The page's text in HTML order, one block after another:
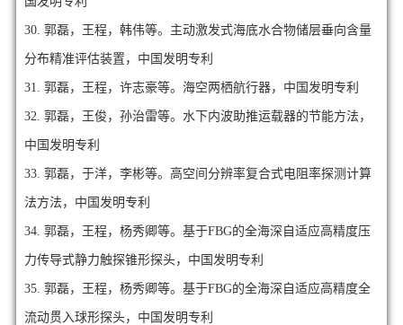
30. 郭磊，王程，韩伟等。主动激发式海底水合物储层垂向含量
分布精准评估装置，中国发明专利
31. 郭磊，王程，许志豪等。海空两栖航行器，中国发明专利
32. 郭磊，王俊，孙治雷等。水下内波助推运载器的节能方法，
中国发明专利
33. 郭磊，于洋，李彬等。高空间分辨率复合式电阻率探测计算
法方法，中国发明专利
34. 郭磊，王程，杨秀卿等。基于FBG的全海深自适应高精度压
力传导式静力触探锥形探头，中国发明专利
35. 郭磊，王程，杨秀卿等。基于FBG的全海深自适应高精度全
流动贯入球形探头，中国发明专利